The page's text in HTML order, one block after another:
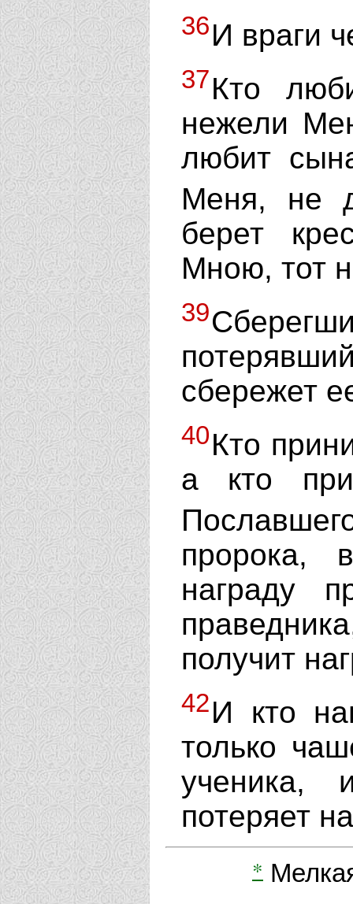
36И враги
37Кто
нежели
любит
Меня, не
берет
Мною, тот
39
сбережет
40Кто
а кто
пророка,
награду
получит
42И кто
только
ученика,
потеряет
*